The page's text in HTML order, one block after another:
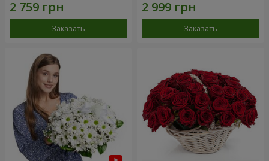
Заказать Заказать